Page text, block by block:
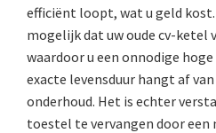
efficiënt loopt, wat u geld
mogelijk dat uw oude cv-ketel
waardoor u een onnodige
exacte levensduur hangt af
onderhoud. Het is echter
toestel te vervangen door een